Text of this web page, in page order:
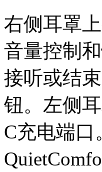
右侧耳罩
音量控制
接听或结
钮。左侧
C充电端口